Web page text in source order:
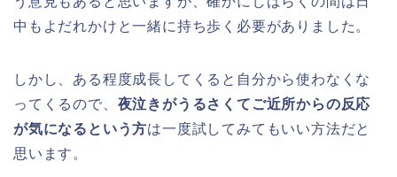
中もよだれかけと一緒に持ち歩く必要がありました。
しかし、ある程度成長してくると自分から使わなくな
ってくるので、 夜泣きがうるさくてご近所からの反応
が気になるという方は一度試してみてもいい方法だと
思います。